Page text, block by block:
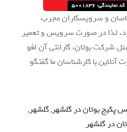
و سرویسکاران مجرب
لذا در صورت سرویس و تعمیر
بوتان، گارانتی آن لغو
با کارشناسان ما گفتگو
پکیج بوتان در گلشهر,گلشهر,
در گلشهر